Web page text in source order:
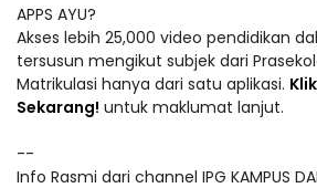
APPS AYU?
Akses lebih 25,000 video pendidikan
tersusun mengikut subjek dari
Matrikulasi hanya dari satu aplikasi.
Sekarang! untuk maklumat lanjut.
--
Info Rasmi dari channel IPG KAMPUS